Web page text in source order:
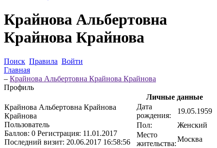
Крайнова Альбертовна
Крайнова Крайнова
Поиск Правила Войти
Главная
– Крайнова Альбертовна Крайнова Крайнова
Профиль
Крайнова Альбертовна Крайнова
Крайнова
Пользователь
Баллов: 0 Регистрация: 11.01.2017
Последний визит: 20.06.2017 16:58:56
Личные данные
Дата
рождения:
19.05.1959
Пол:
Женский
Место
жительства:
Москва